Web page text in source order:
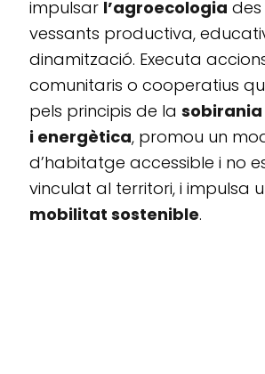
impulsar l’agroecologia des
vessants productiva,
dinamització. Executa
comunitaris o cooperatius
pels principis de la
i energètica, promou un
d’habitatge accessible i no
vinculat al territori, i impulsa
mobilitat sostenible.